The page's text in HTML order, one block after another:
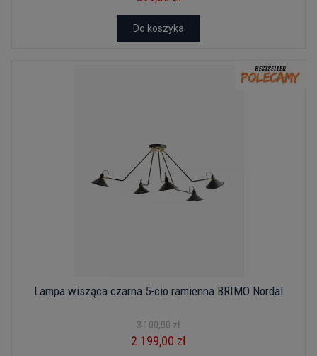
Do koszyka
Lampa wisząca czarna 5-cio ramienna BRIMO Nordal
3 100,00 zł
2 199,00 zł